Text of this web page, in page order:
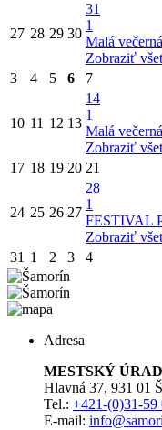
27 28 29 30
31
1
Malá
Zobraziť
3 4 5 6 7
10 11 12 13
14
1
Malá
Zobraziť
17 18 19 20 21
24 25 26 27
28
1
FESTIVAL
Zobraziť
31 1 2 3 4
Adresa
MESTSKÝ ÚRAD
Hlavná 37, 931 01
Tel.: +421-(0)31-59
E-mail: